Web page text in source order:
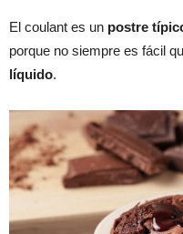
El coulant es un postre
porque no siempre es fácil
líquido.